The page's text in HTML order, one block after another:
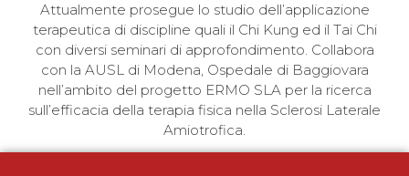
Attualmente prosegue lo studio dell’applicazione
terapeutica di discipline quali il Chi Kung ed il Tai Chi
con diversi seminari di approfondimento. Collabora
con la AUSL di Modena, Ospedale di Baggiovara
nell’ambito del progetto ERMO SLA per la ricerca
sull’efficacia della terapia fisica nella Sclerosi Laterale
Amiotrofica.